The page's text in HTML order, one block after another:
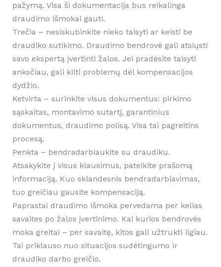
pažymą. Visa ši dokumentacija bus reikalinga
draudimo išmokai gauti.
Trečia – nesiskubinkite nieko taisyti ar keisti be
draudiko sutikimo. Draudimo bendrovė gali atsiųsti
savo ekspertą įvertinti žalos. Jei pradėsite taisyti
anksčiau, gali kilti problemų dėl kompensacijos
dydžio.
Ketvirta – surinkite visus dokumentus: pirkimo
sąskaitas, montavimo sutartį, garantinius
dokumentus, draudimo polisą. Visa tai pagreitins
procesą.
Penkta – bendradarbiaukite su draudiku.
Atsakykite į visus klausimus, pateikite prašomą
informaciją. Kuo sklandesnis bendradarbiavimas,
tuo greičiau gausite kompensaciją.
Paprastai draudimo išmoka pervedama per kelias
savaites po žalos įvertinimo. Kai kurios bendrovės
moka greitai – per savaitę, kitos gali užtrukti ilgiau.
Tai priklauso nuo situacijos sudėtingumo ir
draudiko darbo greičio.